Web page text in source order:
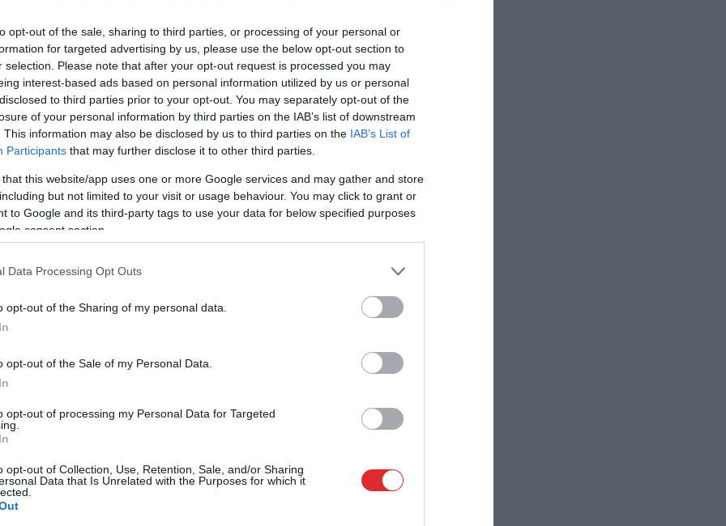
opt-out of the sale, sharing to third parties, or processing of your personal or
for targeted advertising by us, please use the below opt-out section to
selection. Please note that after your opt-out request is processed you may
interest-based ads based on personal information utilized by us or personal
to third parties prior to your opt-out. You may separately opt-out of the
of your personal information by third parties on the IAB’s list of downstream
This information may also be disclosed by us to third parties on the IAB’s List of
Participants that may further disclose it to other third parties.
that this website/app uses one or more Google services and may gather and store
but not limited to your visit or usage behaviour. You may click to grant or
to Google and its third-party tags to use your data for below specified purposes
consent section.
Data Processing Opt Outs
opt-out of the Sharing of my personal data.
opt-out of the Sale of my Personal Data.
opt-out of processing my Personal Data for Targeted
opt-out of Collection, Use, Retention, Sale, and/or Sharing
Data that Is Unrelated with the Purposes for which it
ko viņš cenšas ieaudzināt savām
Dzīve” izdevumā!
čempionāts hokejā Ralfs Freibergs
gada līgumu ar Latvijas izlasi un atklāj, kāpēc tas
spēkrats piesaista skatienus – cik tas maksā?